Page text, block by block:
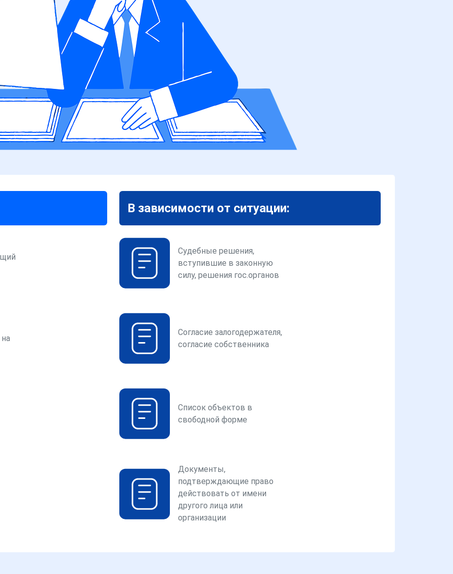
В зависимости от ситуации:
Судебные решения,
вступившие в законную
силу, решения гос.органов
Согласие залогодержателя,
согласие собственника
Список объектов в
свободной форме
Документы,
подтверждающие право
действовать от имени
другого лица или
организации